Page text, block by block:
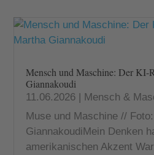
Mensch und Maschine: Der KI-
Giannakoudi
11.06.2026 | Mensch &
Muse und Maschine //
GiannakoudiMein Denken
amerikanischen Akzent